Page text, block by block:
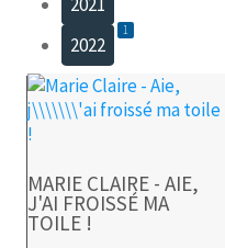
2022
1
MARIE CLAIRE - AIE,
J'AI FROISSÉ MA
TOILE !